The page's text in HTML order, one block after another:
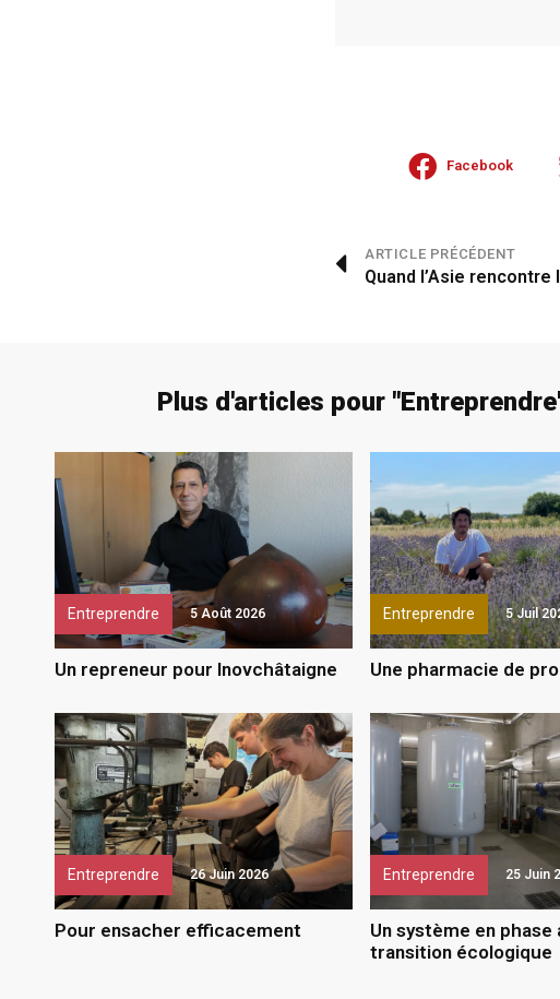
Facebook
ARTICLE PRÉCÉDENT
Quand l’Asie
Plus d'articles pour "Entreprendre
Entreprendre 5 Août 2026
Un repreneur pour Inovchâtaigne
Entreprendre 5 Juil
Une pharmacie de
Entreprendre 26 Juin 2026
Pour ensacher efficacement
Entreprendre 25 Juin
Un système en phase
transition écologique